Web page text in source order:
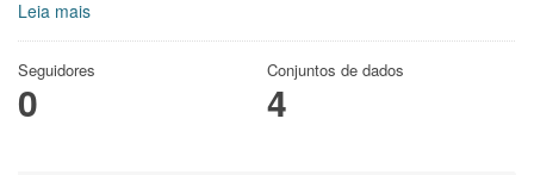
Leia mais
Seguidores
0
Conjuntos de dados
4